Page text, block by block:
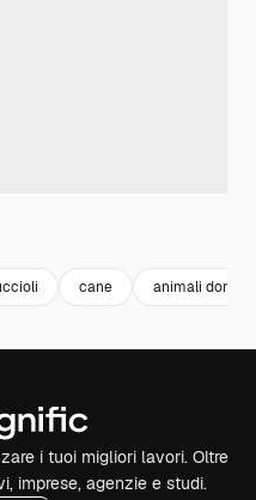
cane animali
i tuoi migliori lavori. Oltre
imprese, agenzie e studi.